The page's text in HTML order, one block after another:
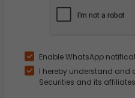
Enable WhatsApp
I hereby understand and
Securities and its